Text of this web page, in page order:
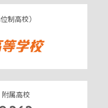
制高校）
属高校